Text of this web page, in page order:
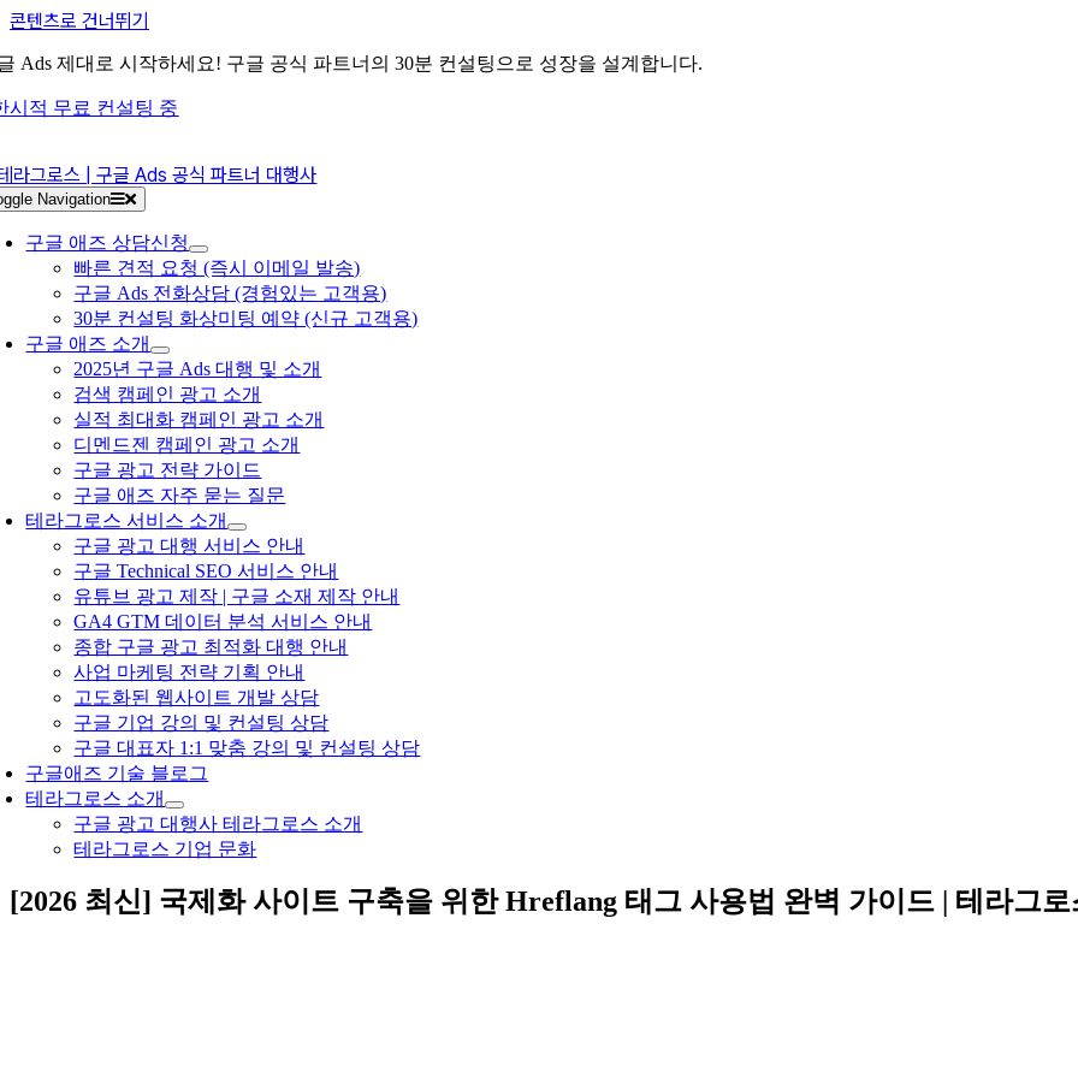
콘텐츠로 건너뛰기
Ads 제대로 시작하세요! 구글 공식 파트너의 30분 컨설팅으로 성장을 설계합니다.
시적 무료 컨설팅 중
Navigation
구글 애즈 상담신청
빠른 견적 요청 (즉시 이메일 발송)
구글 Ads 전화상담 (경험있는 고객용)
30분 컨설팅 화상미팅 예약 (신규 고객용)
구글 애즈 소개
2025년 구글 Ads 대행 및 소개
검색 캠페인 광고 소개
실적 최대화 캠페인 광고 소개
디멘드젠 캠페인 광고 소개
구글 광고 전략 가이드
구글 애즈 자주 묻는 질문
테라그로스 서비스 소개
구글 광고 대행 서비스 안내
구글 Technical SEO 서비스 안내
유튜브 광고 제작 | 구글 소재 제작 안내
GA4 GTM 데이터 분석 서비스 안내
종합 구글 광고 최적화 대행 안내
사업 마케팅 전략 기획 안내
고도화된 웹사이트 개발 상담
구글 기업 강의 및 컨설팅 상담
구글 대표자 1:1 맞춤 강의 및 컨설팅 상담
구글애즈 기술 블로그
테라그로스 소개
구글 광고 대행사 테라그로스 소개
테라그로스 기업 문화
[2026 최신] 국제화 사이트 구축을 위한 Hreflang 태그 사용법 완벽 가이드 | 테라그로